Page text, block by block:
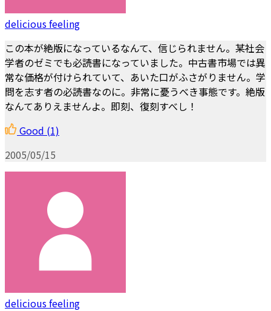
delicious feeling
この本が絶版になっているなんて、信じられません。某社会
学者のゼミでも必読書になっていました。中古書市場では異
常な価格が付けられていて、あいた口がふさがりません。学
問を志す者の必読書なのに。非常に憂うべき事態です。絶版
なんてありえませんよ。即刻、復刻すべし！
Good (1)
2005/05/15
delicious feeling